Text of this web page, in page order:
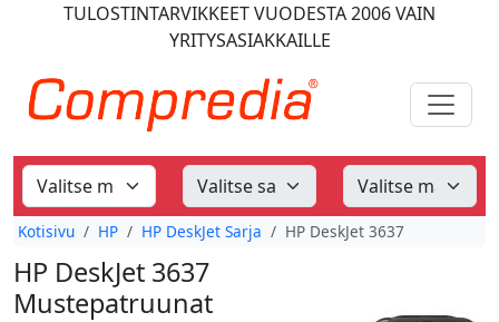
TULOSTINTARVIKKEETVUODESTA 2006VAIN
YRITYSASIAKKAILLE
Kotisivu HP HP DeskJet Sarja HP DeskJet 3637
HP DeskJet 3637
Mustepatruunat